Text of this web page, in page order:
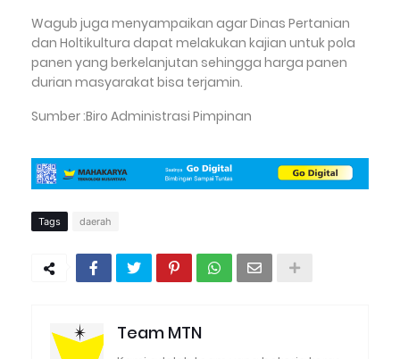
Wagub juga menyampaikan agar Dinas Pertanian
dan Holtikultura dapat melakukan kajian untuk pola
panen yang berkelanjutan sehingga harga panen
durian masyarakat bisa terjamin.
Sumber :Biro Administrasi Pimpinan
Tags daerah
Team MTN